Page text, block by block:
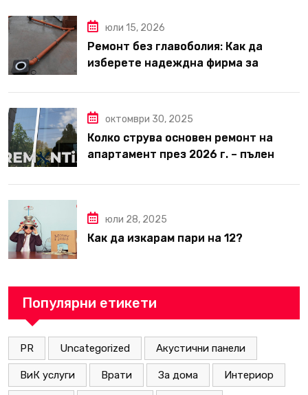
юли 15, 2026
Ремонт без главоболия: Как да
изберете надеждна фирма за
октомври 30, 2025
Колко струва основен ремонт на
апартамент през 2026 г. – пълен
юли 28, 2025
Как да изкарам пари на 12?
Популярни етикети
PR Uncategorized Акустични панели
ВиК услуги Врати За дома Интериор